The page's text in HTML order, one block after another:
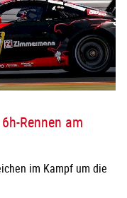
Rennen am
im Kampf um die